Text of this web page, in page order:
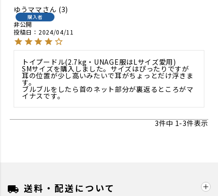
ゆうママ 3
購入者
非公開
投稿日
2024/04/11
トイプードル(2.7kg・UNAGE服はLサイズ愛用)
SMサイズを購入しました。サイズはぴったりですが
耳の位置が少し高いみたいで耳がちょっとだけ浮きま
す。
ブルブルをしたら首のネット部分が裏返るところがマ
イナスです。
3件中 1-3件表示
local_shipping 送料・配送について